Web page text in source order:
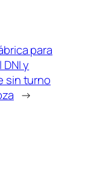
para
y
sin turno
→